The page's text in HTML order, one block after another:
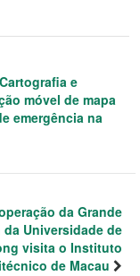
e
móvel de mapa
emergência na
da Grande
Universidade de
visita o Instituto
de Macau